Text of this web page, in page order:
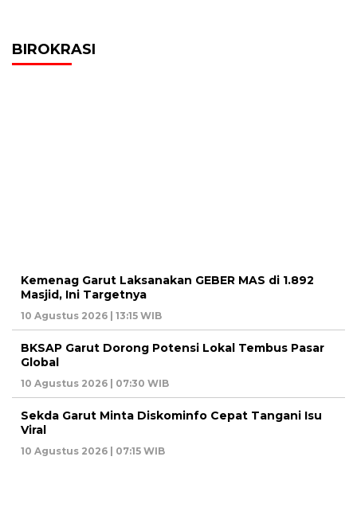
BIROKRASI
Kemenag Garut Laksanakan GEBER MAS di 1.892
Masjid, Ini Targetnya
10 Agustus 2026 | 13:15 WIB
BKSAP Garut Dorong Potensi Lokal Tembus Pasar
Global
10 Agustus 2026 | 07:30 WIB
Sekda Garut Minta Diskominfo Cepat Tangani Isu
Viral
10 Agustus 2026 | 07:15 WIB